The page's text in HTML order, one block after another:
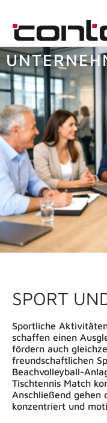
SPORT
Sportliche
schaffen einen
fördern auch
freundschaftlichen
Beachvolleyball-
Tischtennis Match
Anschließend
konzentriert und